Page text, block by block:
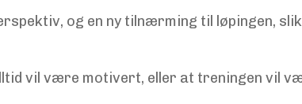
og en ny tilnærming til løpingen,
vil være motivert, eller at treningen vil